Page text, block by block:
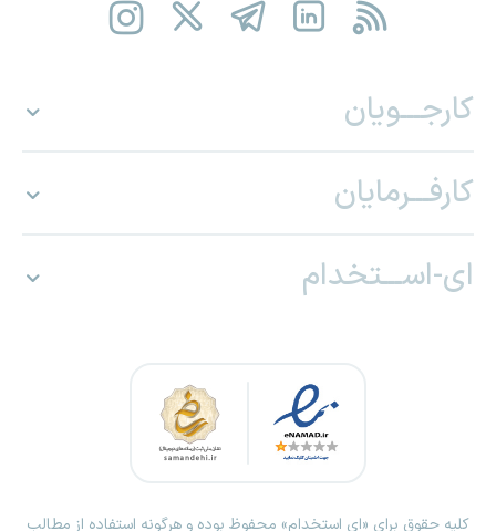
کارجـــویان
کارفـــرمایان
ای-اســـتخدام
کلیه حقوق برای «ای استخدام» محفوظ بوده و هرگونه استفاده از مطالب